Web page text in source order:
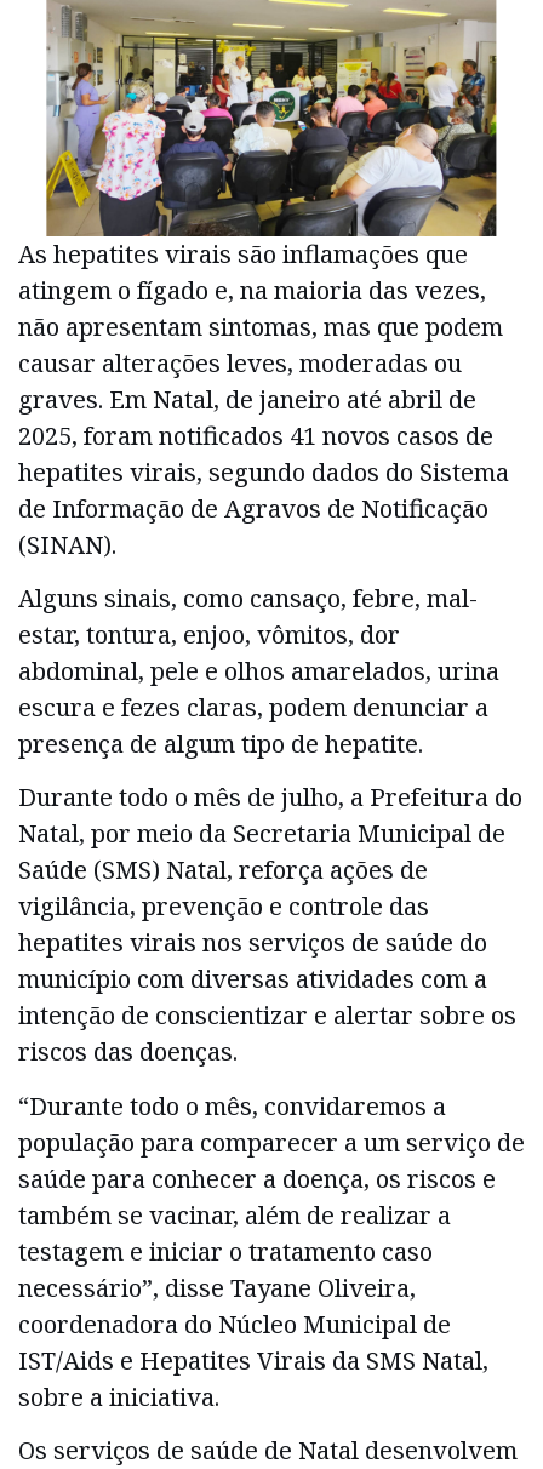
As hepatites virais são inflamações que
atingem o fígado e, na maioria das vezes,
não apresentam sintomas, mas que podem
causar alterações leves, moderadas ou
graves. Em Natal, de janeiro até abril de
2025, foram notificados 41 novos casos de
hepatites virais, segundo dados do Sistema
de Informação de Agravos de Notificação
(SINAN).
Alguns sinais, como cansaço, febre, mal-
estar, tontura, enjoo, vômitos, dor
abdominal, pele e olhos amarelados, urina
escura e fezes claras, podem denunciar a
presença de algum tipo de hepatite.
Durante todo o mês de julho, a Prefeitura do
Natal, por meio da Secretaria Municipal de
Saúde (SMS) Natal, reforça ações de
vigilância, prevenção e controle das
hepatites virais nos serviços de saúde do
município com diversas atividades com a
intenção de conscientizar e alertar sobre os
riscos das doenças.
“Durante todo o mês, convidaremos a
população para comparecer a um serviço de
saúde para conhecer a doença, os riscos e
também se vacinar, além de realizar a
testagem e iniciar o tratamento caso
necessário”, disse Tayane Oliveira,
coordenadora do Núcleo Municipal de
IST/Aids e Hepatites Virais da SMS Natal,
sobre a iniciativa.
Os serviços de saúde de Natal desenvolvem